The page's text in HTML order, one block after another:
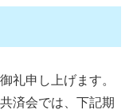
礼申し上げます。
済会では、下記期